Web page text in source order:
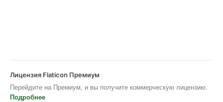
Лицензия Flaticon Премиум
Перейдите на Премиум, и вы получите коммерческую лицензию.
Подробнее